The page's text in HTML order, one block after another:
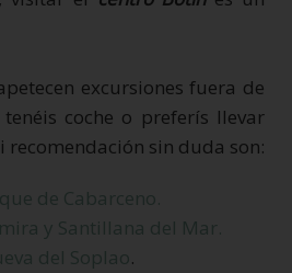
excursiones fuera de
coche o preferís llevar
sin duda son:
de Cabarceno.
y Santillana del Mar.
del Soplao.